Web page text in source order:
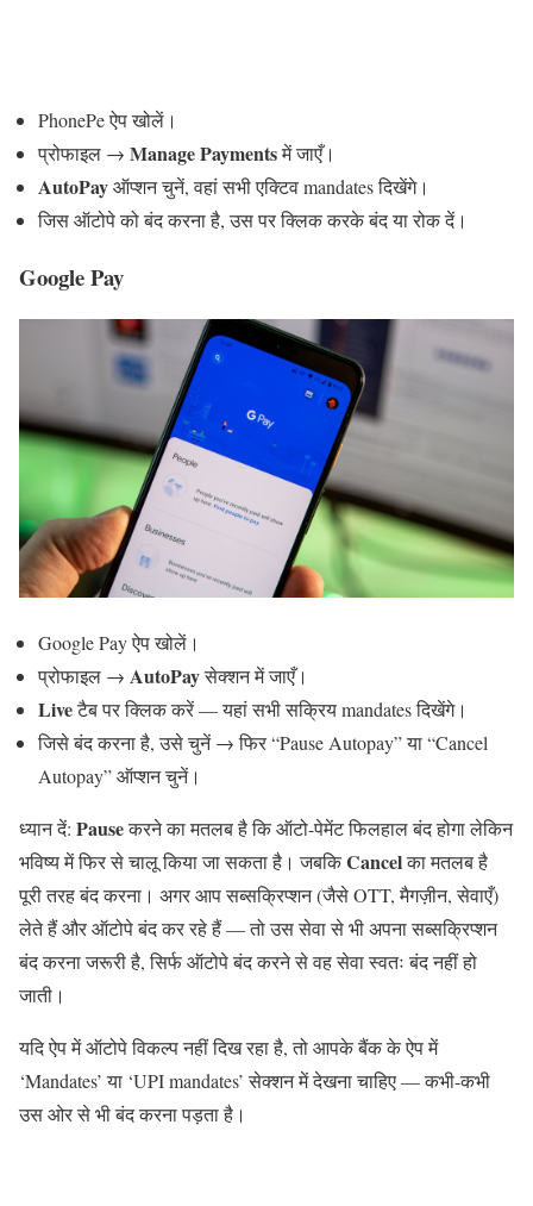
PhonePe ऐप खोलें।
प्रोफाइल → Manage Paymentsमें जाएँ।
AutoPayऑप्शन चुनें, वहां सभी एक्टिव mandates दिखेंगे।
जिस ऑटोपे को बंद करना है, उस पर क्लिक करके बंद या रोक दें।
Google Pay
Google Pay ऐप खोलें।
प्रोफाइल → AutoPayसेक्शन में जाएँ।
Liveटैब पर क्लिक करें — यहां सभी सक्रिय mandates दिखेंगे।
जिसे बंद करना है, उसे चुनें → फिर “Pause Autopay” या “Cancel
Autopay” ऑप्शन चुनें।
ध्यान दें: Pauseकरने का मतलब है कि ऑटो-पेमेंट फिलहाल बंद होगा लेकिन
भविष्य में फिर से चालू किया जा सकता है। जबकिCancelका मतलब है
पूरी तरह बंद करना। अगर आप सब्सक्रिप्शन (जैसे OTT, मैगज़ीन, सेवाएँ)
लेते हैं और ऑटोपे बंद कर रहे हैं — तो उस सेवा से भी अपना सब्सक्रिप्शन
बंद करना जरूरी है, सिर्फ ऑटोपे बंद करने से वह सेवा स्वतः बंद नहीं हो
जाती।
यदि ऐप में ऑटोपे विकल्प नहीं दिख रहा है, तो आपके बैंक के ऐप में
‘Mandates’ या ‘UPI mandates’ सेक्शन में देखना चाहिए — कभी-कभी
उस ओर से भी बंद करना पड़ता है।